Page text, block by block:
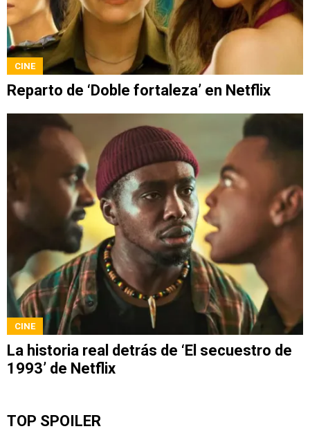
CINE
Reparto de ‘Doble fortaleza’ en Netflix
CINE
La historia real detrás de ‘El secuestro de
1993’ de Netflix
TOP SPOILER